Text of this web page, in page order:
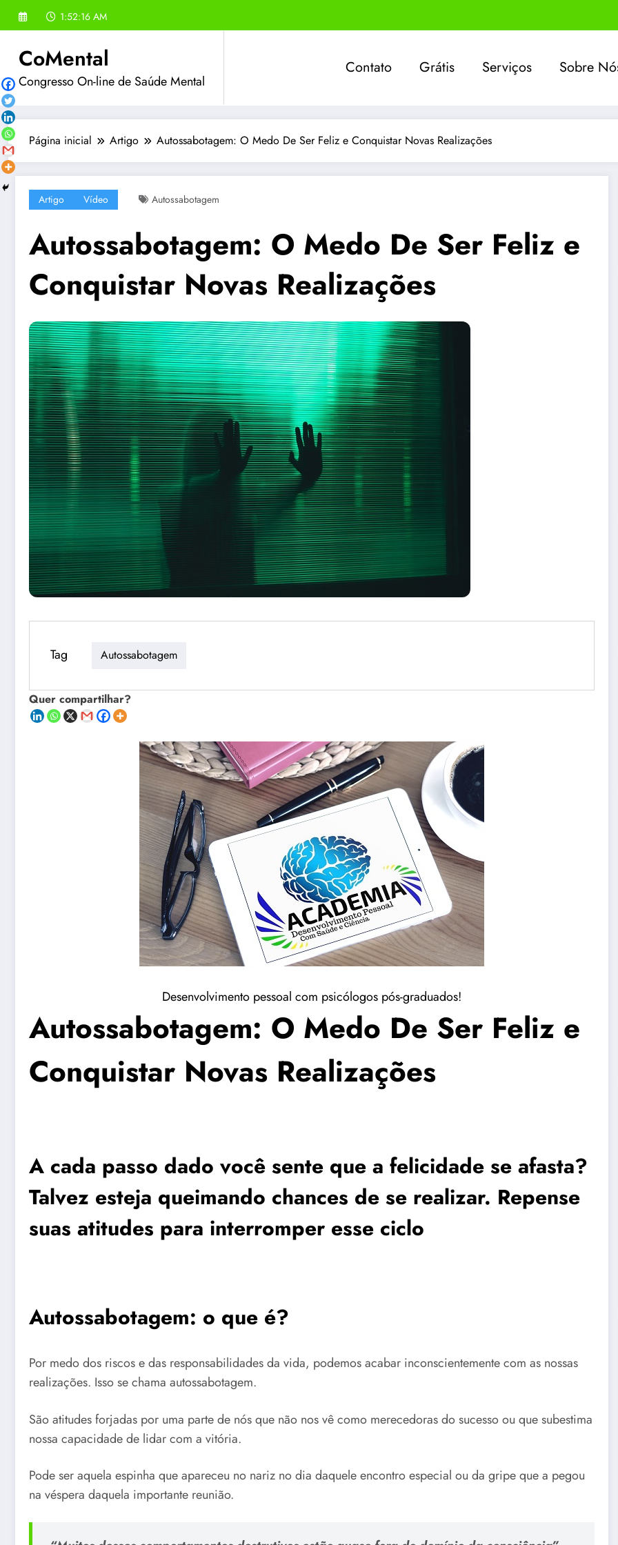
Pular
para
conteúdo
1:52:17 AM
CoMental
Congresso On-line de Saúde Mental
Contato Grátis Serviços Sobre
Página inicial Artigo Autossabotagem: O Medo De Ser Feliz e Conquistar Novas Realizações
Artigo Vídeo Autossabotagem
Autossabotagem: O Medo De Ser Feliz e
Conquistar Novas Realizações
Tag Autossabotagem
Quer compartilhar?
Desenvolvimento pessoal com psicólogos pós-graduados!
Autossabotagem: O Medo De Ser Feliz e
Conquistar Novas Realizações
A cada passo dado você sente que a felicidade se afasta?
Talvez esteja queimando chances de se realizar. Repense
suas atitudes para interromper esse ciclo
Autossabotagem: o que é?
Por medo dos riscos e das responsabilidades da vida, podemos acabar inconscientemente com as nossas
realizações. Isso se chama autossabotagem.
São atitudes forjadas por uma parte de nós que não nos vê como merecedoras do sucesso ou que subestima
nossa capacidade de lidar com a vitória.
Pode ser aquela espinha que apareceu no nariz no dia daquele encontro especial ou da gripe que a pegou
na véspera daquela importante reunião.